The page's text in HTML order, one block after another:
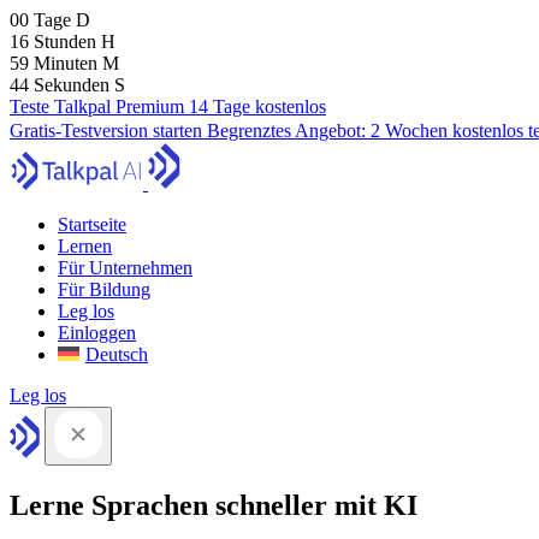
00 Tage D
16 Stunden H
59 Minuten M
43 Sekunden S
Teste Talkpal Premium 14 Tage kostenlos
Gratis-Testversion starten Begrenztes Angebot: 2 Wochen kostenlos
Startseite
Lernen
Für Unternehmen
Für Bildung
Leg los
Einloggen
Deutsch
Leg los
Lerne Sprachen schneller mit KI